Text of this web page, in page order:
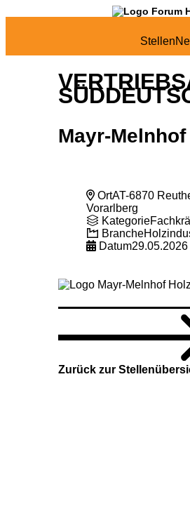
Stellen
Mayr-
OrtAT-6870
Vorarlberg
Kategorie
Branche
Datum29.05.2026
Zurück zur